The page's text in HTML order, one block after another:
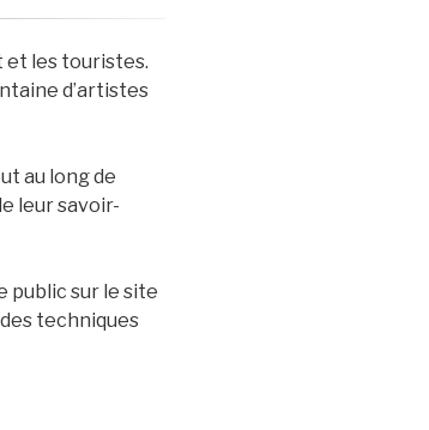
et les touristes.
d’artistes
au long de
leur savoir-
public sur le site
techniques